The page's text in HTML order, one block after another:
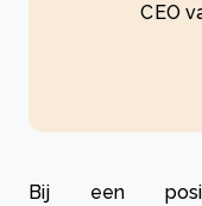
CEO
Bij een